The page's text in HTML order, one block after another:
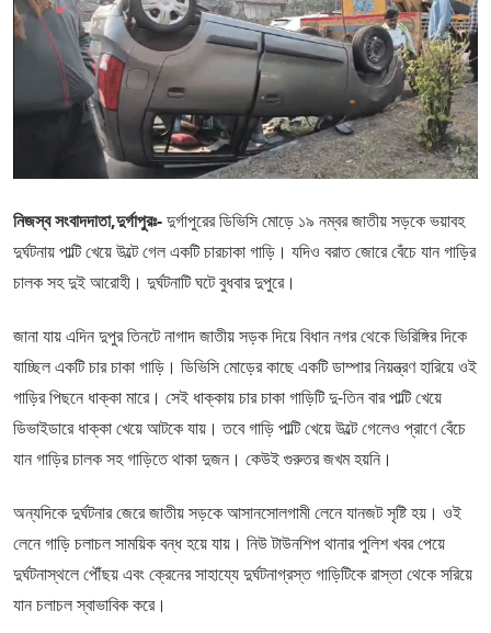
নিজস্ব সংবাদদাতা,দুর্গাপুরঃ-দুর্গাপুরের ডিভিসি মোড়ে ১৯ নম্বর জাতীয় সড়কে ভয়াবহ
দুর্ঘটনায় পাল্টি খেয়ে উল্টে গেল একটি চারচাকা গাড়ি। যদিও বরাত জোরে বেঁচে যান গাড়ির
চালক সহ দুই আরোহী। দুর্ঘটনাটি ঘটে বুধবার দুপুরে।
জানা যায় এদিন দুপুর তিনটে নাগাদ জাতীয় সড়ক দিয়ে বিধান নগর থেকে ভিরিঙ্গির দিকে
যাচ্ছিল একটি চার চাকা গাড়ি। ডিভিসি মোড়ের কাছে একটি ডাম্পার নিয়ন্ত্রণ হারিয়ে ওই
গাড়ির পিছনে ধাক্কা মারে। সেই ধাক্কায় চার চাকা গাড়িটি দু-তিন বার পাল্টি খেয়ে
ডিভাইডারে ধাক্কা খেয়ে আটকে যায়। তবে গাড়ি পাল্টি খেয়ে উল্টে গেলেও প্রাণে বেঁচে
যান গাড়ির চালক সহ গাড়িতে থাকা দুজন। কেউই গুরুতর জখম হয়নি।
অন্যদিকে দুর্ঘটনার জেরে জাতীয় সড়কে আসানসোলগামী লেনে যানজট সৃষ্টি হয়। ওই
লেনে গাড়ি চলাচল সাময়িক বন্ধ হয়ে যায়। নিউ টাউনশিপ থানার পুলিশ খবর পেয়ে
দুর্ঘটনাস্থলে পৌঁছয় এবং ক্রেনের সাহায্যে দুর্ঘটনাগ্রস্ত গাড়িটিকে রাস্তা থেকে সরিয়ে
যান চলাচল স্বাভাবিক করে।